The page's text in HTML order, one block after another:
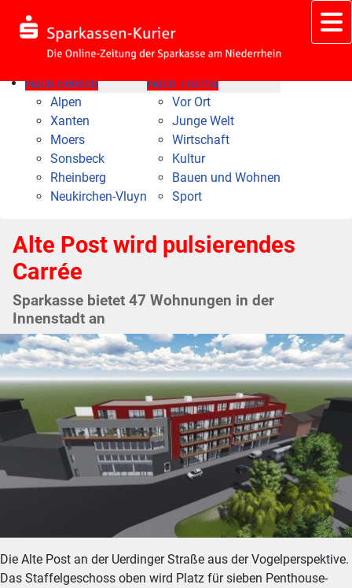
Nach Bereich
Alpen
Xanten
Moers
Sonsbeck
Rheinberg
Neukirchen-Vluyn
Nach Thema
Vor Ort
Junge Welt
Wirtschaft
Kultur
Bauen und Wohnen
Sport
Alte Post wird pulsierendes
Carrée
Sparkasse bietet 47 Wohnungen in der
Innenstadt an
Die Alte Post an der Uerdinger Straße aus der Vogelperspektive.
Das Staffelgeschoss oben wird Platz für sieben Penthouse-